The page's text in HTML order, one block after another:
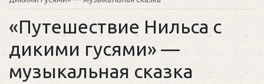
«Путешествие Нильса с
дикими гусями» —
музыкальная сказка